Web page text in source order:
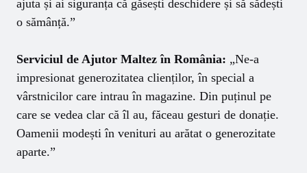
ajuta și ai siguranța că găsești deschidere și să sădești
o sămânță.”
Serviciul de Ajutor Maltez în România: „Ne-a
impresionat generozitatea clienților, în special a
vârstnicilor care intrau în magazine. Din puținul pe
care se vedea clar că îl au, făceau gesturi de donație.
Oamenii modești în venituri au arătat o generozitate
aparte.”